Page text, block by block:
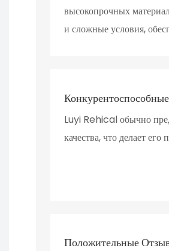
высокопрочных
и сложные условия,
Luyi Rehical обычно
качества, что делает
Положительные